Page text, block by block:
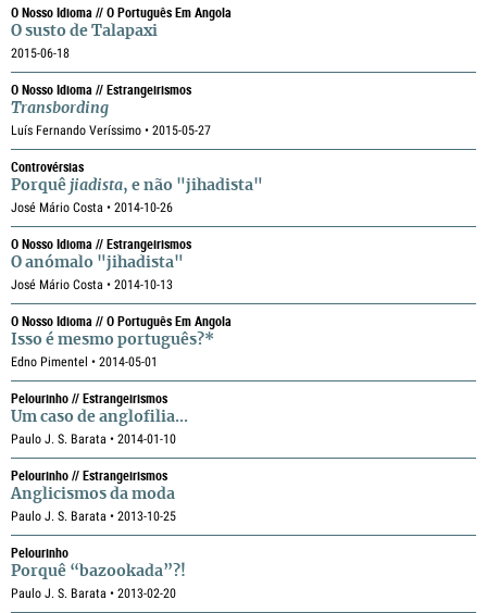
O Nosso Idioma // O Português Em Angola
O susto de Talapaxi
2015-06-18
O Nosso Idioma // Estrangeirismos
Transbording
Luís Fernando Veríssimo • 2015-05-27
Controvérsias
Porquê jiadista, e não "jihadista"
José Mário Costa • 2014-10-26
O Nosso Idioma // Estrangeirismos
O anómalo "jihadista"
José Mário Costa • 2014-10-13
O Nosso Idioma // O Português Em Angola
Isso é mesmo português?*
Edno Pimentel • 2014-05-01
Pelourinho // Estrangeirismos
Um caso de anglofilia...
Paulo J. S. Barata • 2014-01-10
Pelourinho // Estrangeirismos
Anglicismos da moda
Paulo J. S. Barata • 2013-10-25
Pelourinho
Porquê “bazookada”?!
Paulo J. S. Barata • 2013-02-20